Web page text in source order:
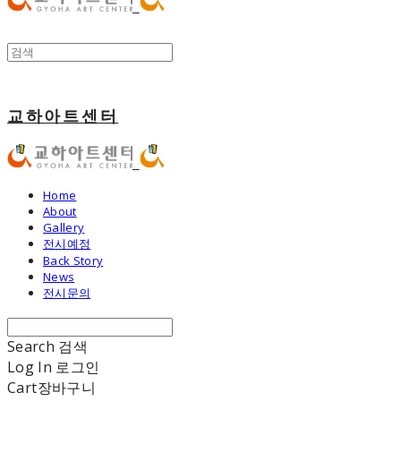
교하아트센터
Home
About
Gallery
전시예정
Back Story
News
전시문의
Search 검색
Log In 로그인
Cart장바구니